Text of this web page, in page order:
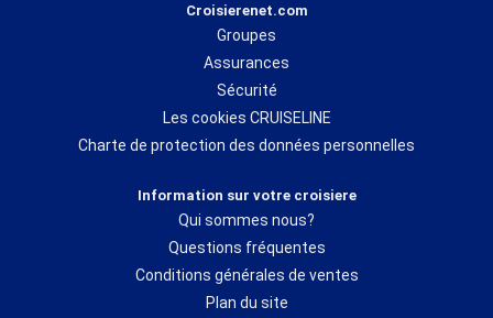
Croisierenet.com
Groupes
Assurances
Sécurité
Les cookies CRUISELINE
Charte de protection des données personnelles
Information sur votre croisiere
Qui sommes nous?
Questions fréquentes
Conditions générales de ventes
Plan du site